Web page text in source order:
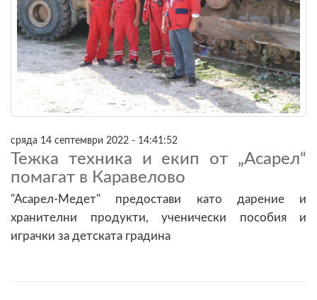
сряда 14 септември 2022 - 14:41:52
Тежка техника и екип от „Асарел“
помагат в Каравелово
"Асарел-Медет" предостави като дарение и
хранителни продукти, ученически пособия и
играчки за детската градина